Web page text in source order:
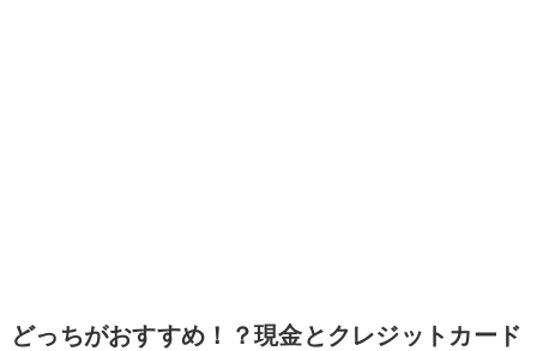
どっちがおすすめ！？現金とクレジットカード